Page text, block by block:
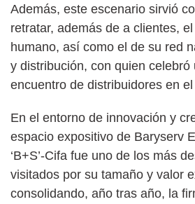
Además, este escenario sirvió
retratar, además de a clientes,
humano, así como el de su red
y distribución, con quien celebró
encuentro de distribuidores en
En el entorno de innovación y
espacio expositivo de Baryserv
‘B+S’-Cifa fue uno de los más
visitados por su tamaño y valor
consolidando, año tras año, la